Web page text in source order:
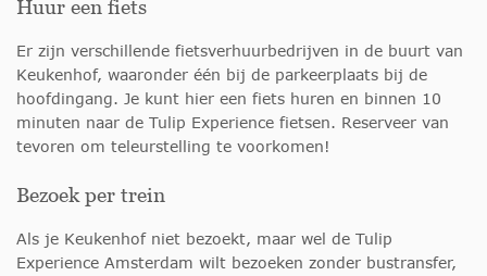
Huur een fiets
Er zijn verschillende fietsverhuurbedrijven in de buurt van
Keukenhof, waaronder één bij de parkeerplaats bij de
hoofdingang. Je kunt hier een fiets huren en binnen 10
minuten naar de Tulip Experience fietsen. Reserveer van
tevoren om teleurstelling te voorkomen!
Bezoek per trein
Als je Keukenhof niet bezoekt, maar wel de Tulip
Experience Amsterdam wilt bezoeken zonder bustransfer,